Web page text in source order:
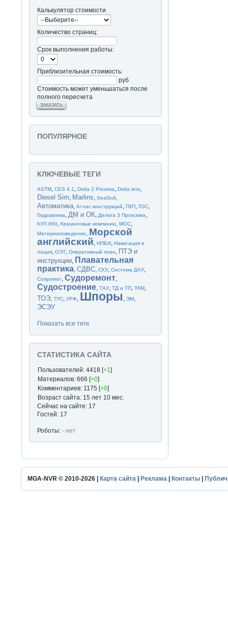
Калькулятор стоимости
Количество страниц:
Срок выполнения работы:
Приблизительная стоимость:
руб
Стоимость может уменьшаться после
полного пересчета
ЗАКАЗАТЬ
ПОПУЛЯРНОЕ
КЛЮЧЕВЫЕ ТЕГИ
ASTM,CES 4.1 ,Delta 2 Proxima,Delta test,
Diesel Sim, Marlins,SeaGull,
Автоматика,Атлас конструкций,ГВП,ГОС,
Гидравлика,ДМ и ОК,Дельта 3 Проксима,
КУП 660,Крюинговые компании,МОС,
Материаловедение, Морской
английский,НПБИ,Навигация и
лоция,ОЭТ,Оперативный план, ПТЭ и
инструкции, Плавательная
практика,СДВС,СХУ,Система ДАУ,
Сопромат,Судоремонт,
Судостроение,ТАУ,ТД и ТП,ТКМ,
ТОЭ,ТУС,УРФ, Шпоры ,ЭМ,
ЭСЭУ
Показать все теги
СТАТИСТИКА САЙТА
Пользователей: 4418 [+1]
Материалов: 666 [+0]
Комментариев: 1175 [+0]
Возраст сайта: 15 лет 10 мес.
Сейчас на сайте: 17
Гостей: 17
Роботы:- нет
MGA-NVR © 2010-2026 | Карта сайта Реклама Контакты